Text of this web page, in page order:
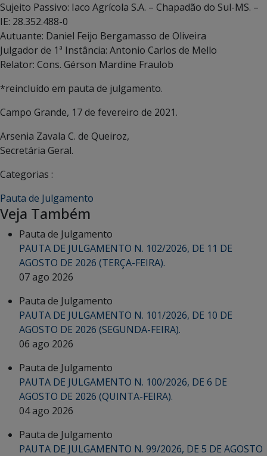
Sujeito Passivo: Iaco Agrícola S.A. – Chapadão do Sul-MS. –
IE: 28.352.488-0
Autuante: Daniel Feijo Bergamasso de Oliveira
Julgador de 1ª Instância: Antonio Carlos de Mello
Relator: Cons. Gérson Mardine Fraulob
*reincluído em pauta de julgamento.
Campo Grande, 17 de fevereiro de 2021.
Arsenia Zavala C. de Queiroz,
Secretária Geral.
Categorias :
Pauta de Julgamento
Veja Também
Pauta de Julgamento
PAUTA DE JULGAMENTO N. 102/2026, DE 11 DE
AGOSTO DE 2026 (TERÇA-FEIRA).
07 ago 2026
Pauta de Julgamento
PAUTA DE JULGAMENTO N. 101/2026, DE 10 DE
AGOSTO DE 2026 (SEGUNDA-FEIRA).
06 ago 2026
Pauta de Julgamento
PAUTA DE JULGAMENTO N. 100/2026, DE 6 DE
AGOSTO DE 2026 (QUINTA-FEIRA).
04 ago 2026
Pauta de Julgamento
PAUTA DE JULGAMENTO N. 99/2026, DE 5 DE AGOSTO